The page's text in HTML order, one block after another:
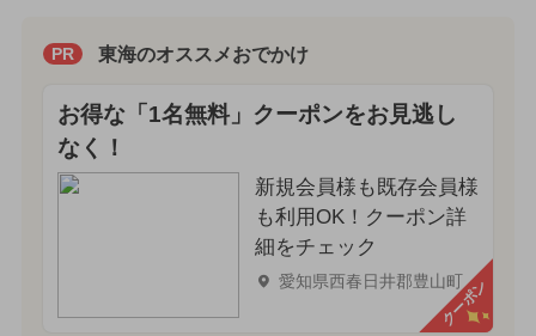
PR 東海のオススメおでかけ
お得な「1名無料」クーポンをお見逃し
なく！
新規会員様も既存会員様
も利用OK！クーポン詳
細をチェック
愛知県西春日井郡豊山町クーポン